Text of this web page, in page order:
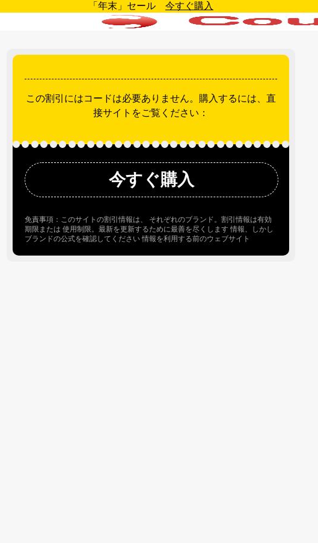
「年末」セール 今すぐ購入
この割引にはコードは必要ありません。購入するには、直
接サイトをご覧ください：
今すぐ購入
免責事項：このサイトの割引情報は、 それぞれのブランド。割引情報は有効
期限または 使用制限。最新を更新するために最善を尽くします 情報、しかし
ブランドの公式を確認してください 情報を利用する前のウェブサイト